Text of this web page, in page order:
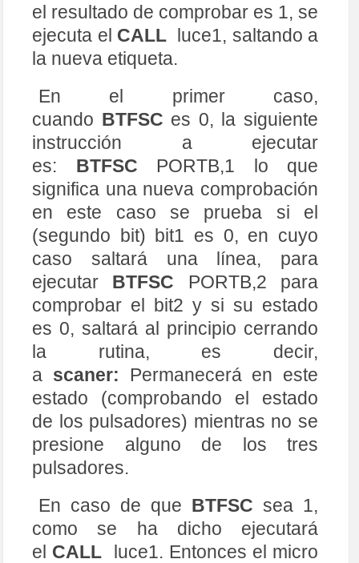
57
58
59
60
61
62
63
65
66
67
68
69
70
71
72
73
74
75
76
77
78
80
82
84
86
87
88
90
92
94
95
97
98
99
GOTO
scaner ;repite secuencia
luce1 : MOVLW 0x01 ; pone a 1
MOVWF PORTA
CALL pausa
CLRF
RETURN
luce2 MOVLW 0x02 pone a
1
encender LED2
rutina de ret
ardo
CLRF PORTA
RETURN
luce3: MOVLW 0x04 pone a 1
MOVWF PORTA para encender LED3
CALL
pausa ;salta rutina de ret
ardo
CLRF PORTA
RETURN
;
-- -- Rutina de retardo ---- -
'00000111 = 7d
MOVWF	 d1     ;2Ah
MOVWF	 0x2F   ;b'
MOVWF
0x03 00000011
pausa1:
d1
interior
GOTO
pausa1
GOTO
DECFSZ d2,1
GOTO
$+ 2
GOTO
goto
goto
$+1
1
RETURN
END
el resultado de comprobar es 1, se
ejecuta el CALL luce1, saltando a
la nueva etiqueta.
En el primer caso,
cuando BTFSC es 0, la siguiente
instrucción a ejecutar
es: BTFSC PORTB,1 lo que
significa una nueva comprobación
en este caso se prueba si el
(segundo bit) bit1 es 0, en cuyo
caso saltará una línea, para
ejecutar BTFSC PORTB,2 para
comprobar el bit2 y si su estado
es 0, saltará al principio cerrando
la rutina, es decir,
a scaner: Permanecerá en este
estado (comprobando el estado
de los pulsadores) mientras no se
presione alguno de los tres
pulsadores.
En caso de que BTFSC sea 1,
como se ha dicho ejecutará
el CALL luce1. Entonces el micro